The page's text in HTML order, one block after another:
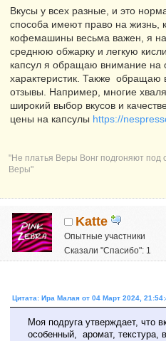
Вкусы у всех разные, и это
способа имеют право на жизнь,
кофемашины весьма важен, я
среднюю обжарку и легкую
капсул я обращаю внимание на
характеристик. Также обращаю
отзывы. Например, многие
широкий выбор вкусов и
цены на капсулы https://
"Не платья Веры Вонг подгоняют под
Веры"
Katte
Опытные участники
Сказали "Спасибо": 1
Цитата: Ира Малая от 04 Март 2024,
Моя подруга утверждает, что
особенный, аромат, текстура,